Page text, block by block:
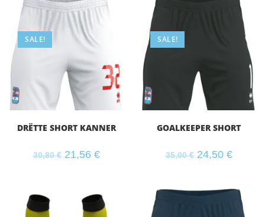
SALE!
DRËTTE SHORT KANNER
30,80€ 21,56 €
SALE!
GOALKEEPER SHORT
35,00€ 24,50 €